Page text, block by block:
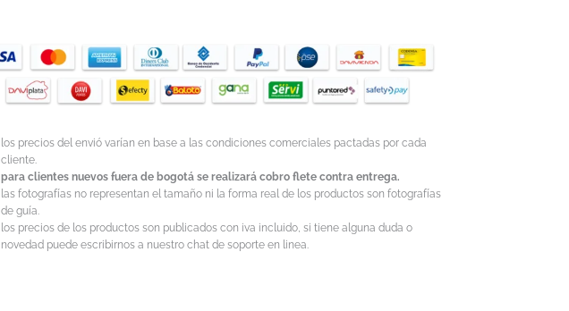
los precios del envió varían en base a las condiciones comerciales pactadas por cada
cliente.
para clientes nuevos fuera de bogotá se realizará cobro flete contra entrega.
las fotografías no representan el tamaño ni la forma real de los productos son fotografías
de guía.
los precios de los productos son publicados con iva incluido, si tiene alguna duda o
novedad puede escribirnos a nuestro chat de soporte en linea.